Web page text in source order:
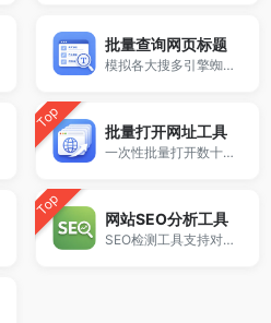
标点符号纠正
批量查询网页标题
模拟各大搜多引擎蜘蛛UA批量查询网站标题
Top 批量打开网址工具
一次性批量打开数十个网站，解放你的双手。
Top 网站SEO分析工具
SEO检测工具支持对网站页面进行全面SEO分析，检测标题、关键词、结构及常见优化问题，生成SEO分析报告，帮助提升网站排名与搜索引擎表现。